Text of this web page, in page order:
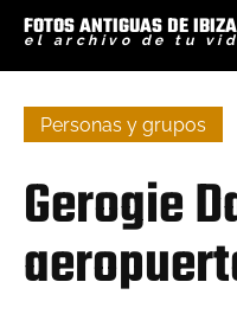
FOTOS ANTIGUAS DE IBIZA
el archivo de tu
Personas y grupos
Gerogie